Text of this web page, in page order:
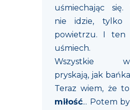
uśmiechając się.
nie idzie, tylko
powietrzu. I ten
uśmiech.
Wszystkie
pryskają, jak
Teraz wiem, że
miłość... Potem